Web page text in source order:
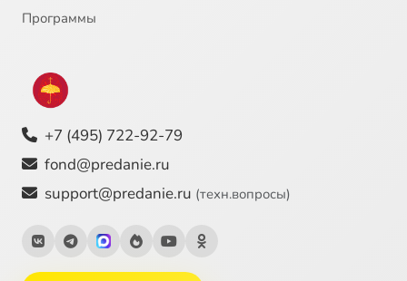
Программы
+7 (495) 722-92-79
fond@predanie.ru
support@predanie.ru (техн.вопросы)